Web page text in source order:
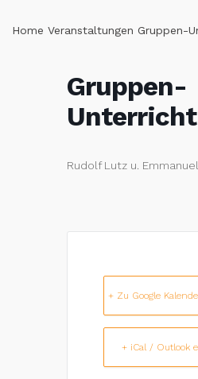
Home Veranstaltungen Gruppen-
Gruppen-
Unterricht
Rudolf Lutz u.
+ Zu Google
+ iCal / Outlook